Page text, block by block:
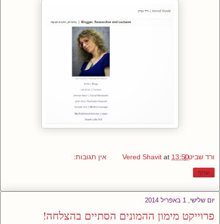
ורד שביט | Vered Shavit at 13:50 אין תגובות:
שתף
יום שלישי, 1 באפריל 2014
פרוייקט מימון ההמונים הסתיים בהצלחה!